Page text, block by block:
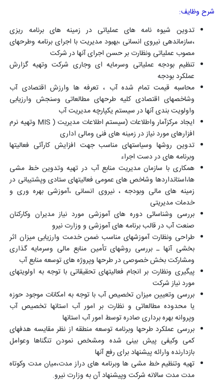
شرح وظایف:
تدوین شیوه نامه های عملیاتی در زمینه های برنامه ریزی
،سازماندهی نیروی انسانی ،بهبود مدیریت با اجرای برنامه وطرحهای
مصوب عملیاتی ونظارت بر حسن اجرای آنها در شرکت
تنظیم بودجه عملیاتی وسرمایه ای وجاری شرکت وتهیه گزارش
عملکرد بودجه
محاسبه قیمت تمام شده آب ، تعرفه ها وارزش اقتصادی آب
وشاخصهای اقتصادی کلیه طرحهای مطالعاتی وسنجش وارزیابی
واولویت بندی آنها در سیستم یکپارچه مدیریت آب
ایجاد مرکزآمار واطلاعات (سیستم اطلاعات مدیریتMIS ) وتهیه نرم
افزارهای مورد نیاز در زمینه های فنی ومالی اداری
تدوین روشها وسیاستهای مناسب جهت افزایش کارآئی فعالیتها
وبرنامه های در دست اجراء
همکاری با سازمان مدیریت منابع آب در تهیه وتدوین خط مشی
ها،استانداردها وشاخص های عمومی فعالیتهای ستادی وپشتیبانی در
زمینه های مالی وبودجه ، نیروی انسانی ،آموزشی بهره وری و
خدمات مدیریتی
بررسی وشناسائی دوره های آموزشی مورد نیاز مدیران وکارکنان
صنعت آب در قالب برنامه های آموزشی و وزارت نیرو
طراحی ونظارت آموزشهای مناسب ضمن خدمت وارزیابی میزان اثر
بخشی آنها ـ بررسی روشهای تأمین منابع مالی وسرمایه گذاری
ومشارکت بخش خصوصی در طرحها وپروژه های توسعه منابع آب
پیگیری ونظارت بر انجام فعالیتهای تحقیقاتی با توجه به اولویتهای
مورد نیاز شرکت
بررسی وتعیین میزان تخصیص آب با توجه به امکانات موجود حوزه
یا محدوده مطالعاتی و نظارت بر امور آب استانها تخصیص آب
وپروانه بهره برداری صادره توسط امور آب استانها
بررسی عملکرد طرحها وبرنامه توسعه منطقه از نظر مقایسه هدفهای
کمی وکیفی پیش بینی شده ومشخص نمودن تنگناها وعوامل
بازدارنده وارائه پیشنهاد برای رفع آنها
تهیه وتنظیم خط مشی ها وبرنامه های دراز مدت،میان مدت وکوتاه
مدت مدت سالانه شرکت وپیشنهاد آن به وزارت نیرو.